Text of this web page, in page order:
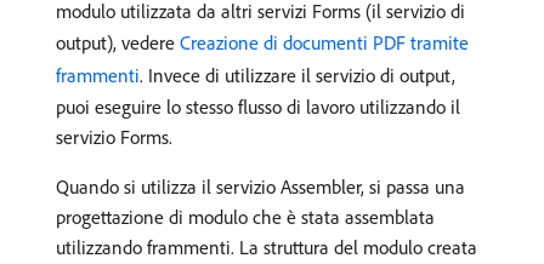
modulo utilizzata da altri servizi Forms (il servizio di
output), vedere Creazione di documenti PDF tramite
frammenti. Invece di utilizzare il servizio di output,
puoi eseguire lo stesso flusso di lavoro utilizzando il
servizio Forms.
Quando si utilizza il servizio Assembler, si passa una
progettazione di modulo che è stata assemblata
utilizzando frammenti. La struttura del modulo creata